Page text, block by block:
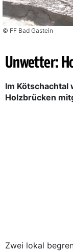
© FF Bad Gastein
Unwetter:
Im Kötschachtal
Holzbrücken
Zwei lokal